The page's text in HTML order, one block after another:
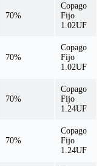
70%
Copago
Fijo
1.02UF
70%
Copago
Fijo
1.02UF
70%
Copago
Fijo
1.24UF
70%
Copago
Fijo
1.24UF